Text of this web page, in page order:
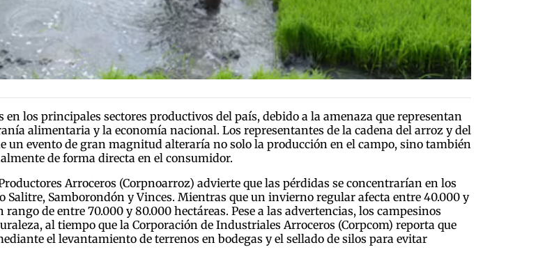
los principales sectores productivos del país, debido a la amenaza que representan
alimentaria y la economía nacional. Los representantes de la cadena del arroz y del
un evento de gran magnitud alteraría no solo la producción en el campo, sino también
de forma directa en el consumidor.
Arroceros (Corpnoarroz) advierte que las pérdidas se concentrarían en los
Samborondón y Vinces. Mientras que un invierno regular afecta entre 40.000 y
de entre 70.000 y 80.000 hectáreas. Pese a las advertencias, los campesinos
al tiempo que la Corporación de Industriales Arroceros (Corpcom) reporta que
el levantamiento de terrenos en bodegas y el sellado de silos para evitar